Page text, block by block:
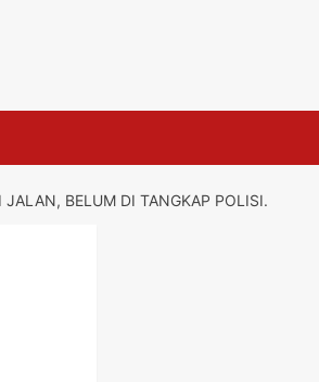
BELUM DI TANGKAP POLISI.